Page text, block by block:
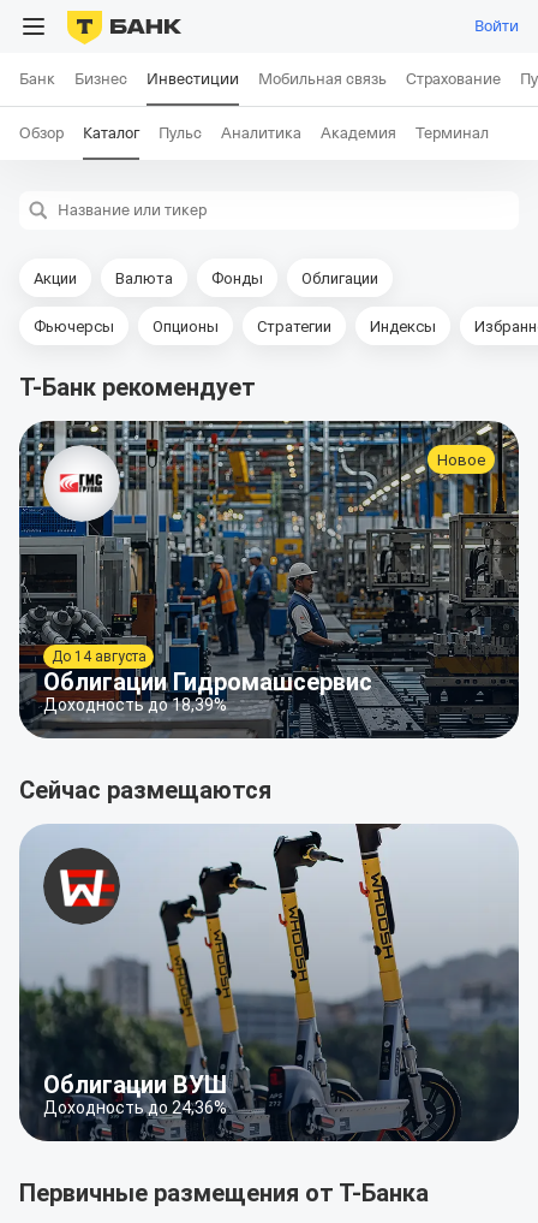
Войти
Банк Бизнес Инвестиции Мобильная связь Страхование
Обзор Каталог Пульс Аналитика Академия Терминал
Название или тикер
Акции Валюта Фонды Облигации
Фьючерсы Опционы Стратегии Индексы
Т-Банк рекомендует
Новое
До 14 августа
Облигации Гидромашсервис
Доходность до 18,39%
Сейчас размещаются
Облигации ВУШ
Доходность до 24,36%
Первичные размещения от Т-Банка